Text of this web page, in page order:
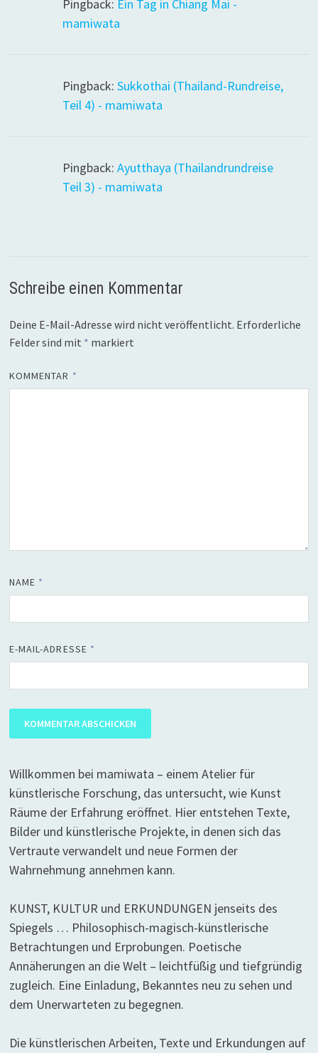
Pingback: Ein Tag in Chiang Mai -
mamiwata
Pingback: Sukkothai (Thailand-Rundreise,
Teil 4) - mamiwata
Pingback: Ayutthaya (Thailandrundreise
Teil 3) - mamiwata
Schreibe einen Kommentar
Deine E-Mail-Adresse wird nicht veröffentlicht. Erforderliche
Felder sind mit * markiert
KOMMENTAR *
NAME *
E-MAIL-ADRESSE *
Willkommen bei mamiwata – einem Atelier für
künstlerische Forschung, das untersucht, wie Kunst
Räume der Erfahrung eröffnet. Hier entstehen Texte,
Bilder und künstlerische Projekte, in denen sich das
Vertraute verwandelt und neue Formen der
Wahrnehmung annehmen kann.
KUNST, KULTUR und ERKUNDUNGEN jenseits des
Spiegels … Philosophisch-magisch-künstlerische
Betrachtungen und Erprobungen. Poetische
Annäherungen an die Welt – leichtfüßig und tiefgründig
zugleich. Eine Einladung, Bekanntes neu zu sehen und
dem Unerwarteten zu begegnen.
Die künstlerischen Arbeiten, Texte und Erkundungen auf